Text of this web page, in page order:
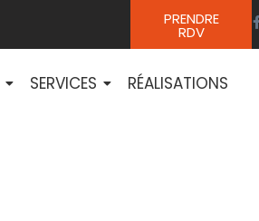
PRENDRE
RDV
SERVICES RÉALISATIONS